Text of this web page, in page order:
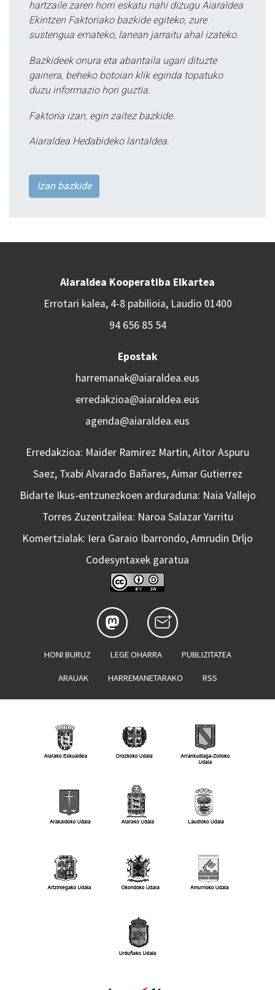
hartzaile zaren horri eskatu nahi dizugu Aiaraldea
Ekintzen Faktoriako bazkide egiteko, zure
sustengua emateko, lanean jarraitu ahal izateko.
Bazkideek onura eta abantaila ugari dituzte
gainera, beheko botoian klik eginda topatuko
duzu informazio hori guztia.
Faktoria izan, egin zaitez bazkide.
Aiaraldea Hedabideko lantaldea.
Izan bazkide
Aiaraldea Kooperatiba Elkartea
Errotari kalea, 4-8 pabilioia, Laudio 01400
94 656 85 54
Epostak
harremanak@aiaraldea.eus
erredakzioa@aiaraldea.eus
agenda@aiaraldea.eus
Erredakzioa: Maider Ramirez Martin, Aitor Aspuru
Saez, Txabi Alvarado Bañares, Aimar Gutierrez
Bidarte Ikus-entzunezkoen arduraduna: Naia Vallejo
Torres Zuzentzailea: Naroa Salazar Yarritu
Komertzialak: Iera Garaio Ibarrondo, Amrudin Drljo
Codesyntaxek garatua
HONI BURUZ LEGE OHARRA PUBLIZITATEA
ARAUAK HARREMANETARAKO RSS